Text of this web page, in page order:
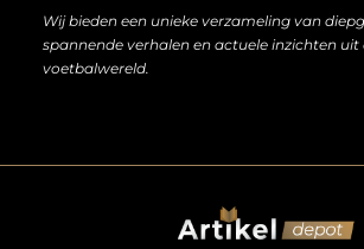
Wij bieden een unieke verzameling van
spannende verhalen en actuele inzichten uit
voetbalwereld.